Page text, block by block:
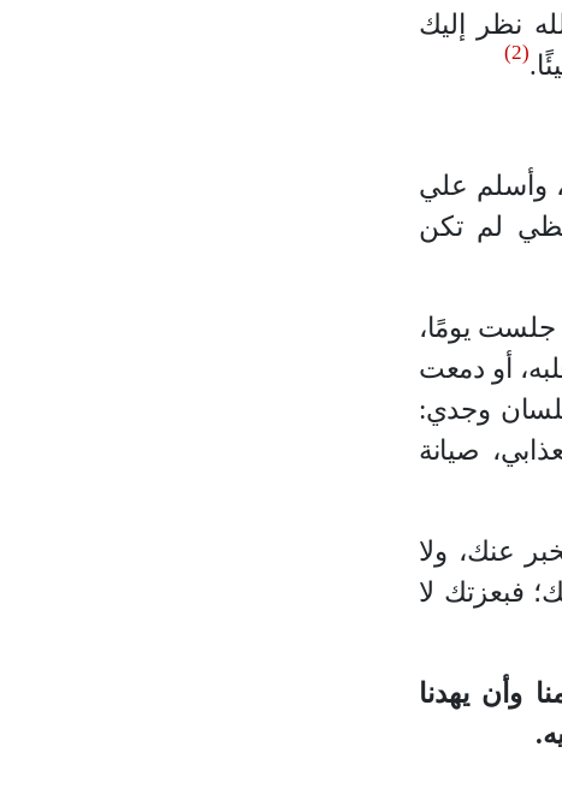
نظر إليك
.
(2)
وأسلم علي
لم تكن
جلست يومًا،
أو دمعت
وجدي:
صيانة
عنك، ولا
فبعزتك لا
وأن يهدنا